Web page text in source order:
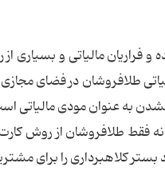
و فراریان مالیاتی و بسیاری
طلافروشان در فضای
به عنوان مودی مالیاتی
طلافروشان از روش کارت
کلاهبرداری را برای